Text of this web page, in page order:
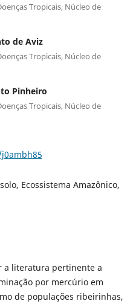
Tropicais, Núcleo de
de Aviz
Tropicais, Núcleo de
Pinheiro
Tropicais, Núcleo de
Ecossistema Amazônico,
a literatura pertinente a
por mercúrio em
de populações ribeirinhas,